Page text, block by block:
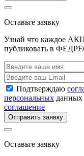
Оставьте заявку
Узнай что каждое
публиковать в
Подтверждаю
персональных
соглашение
Отправить заявку
Оставьте заявку